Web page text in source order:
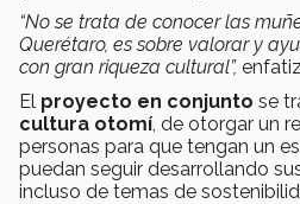
“No se trata de conocer las
Querétaro, es sobre valorar y
con gran riqueza cultural”,
El proyecto en conjunto se
cultura otomí, de otorgar un
personas para que tengan un
puedan seguir desarrollando
incluso de temas de